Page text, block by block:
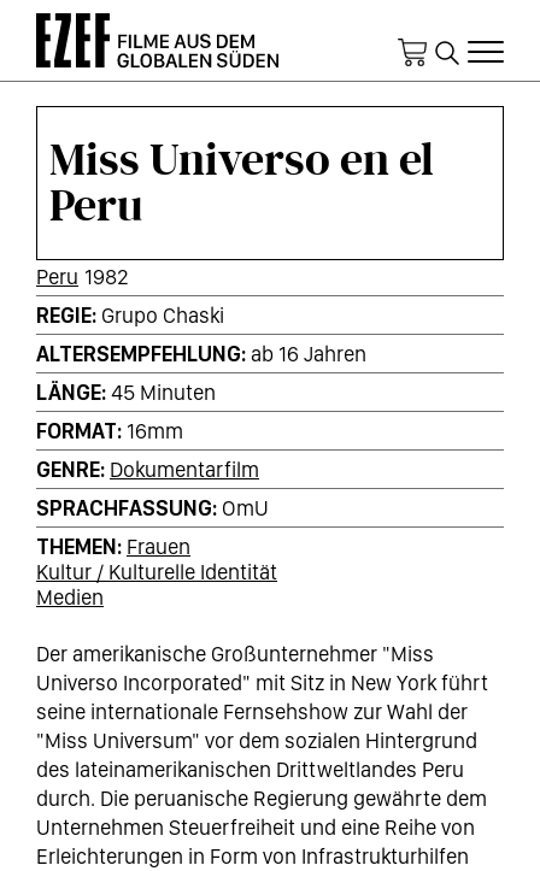
Direkt
Inhalt
Miss Universo en el
Peru
Der amerikanische Großunternehmer "Miss
Universo Incorporated" mit Sitz in New York führt
seine internationale Fernsehshow zur Wahl der
"Miss Universum" vor dem sozialen Hintergrund
des lateinamerikanischen Drittweltlandes Peru
durch. Die peruanische Regierung gewährte dem
Unternehmen Steuerfreiheit und eine Reihe von
Erleichterungen in Form von Infrastrukturhilfen
Peru 1982
REGIE Grupo Chaski
ALTERSEMPFEHLUNG ab 16 Jahren
LÄNGE 45 Minuten
FORMAT 16mm
GENRE Dokumentarfilm
SPRACHFASSUNG OmU
THEMEN Frauen
Kultur / Kulturelle Identität
Medien